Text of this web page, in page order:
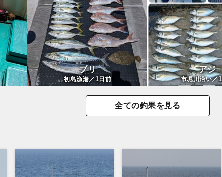
ブリ
初島漁港／1 日前
アジ
市堀川沿い／1
全ての釣果を見る